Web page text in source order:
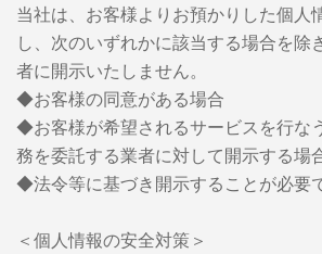
当社は、お客様よりお預かりした個人
し、次のいずれかに該当する場合を除
者に開示いたしません。
◆お客様の同意がある場合
◆お客様が希望されるサービスを行な
務を委託する業者に対して開示する場
◆法令等に基づき開示することが必要
＜個人情報の安全対策＞